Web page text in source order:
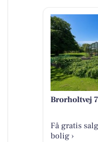
Brorholtvej
Få gratis
bolig ›